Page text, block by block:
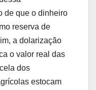
de que o dinheiro
reserva de
a dolarização
o valor real das
dos
estocam